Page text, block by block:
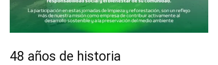
48 años de historia